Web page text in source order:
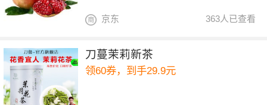
363人已查看
京东
刀蔓茉莉新茶
领60券，到手29.9元